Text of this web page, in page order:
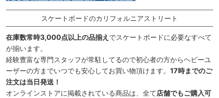
スケートボードのカリフォルニアストリート
在庫数常時3,000点以上の品揃え でスケートボードに必要なすべて
が揃います。
経験豊富な専門スタッフが常駐してるので初心者の方からヘビーユ
ーザーの方までいつでも安心してお買い物頂けます。 17時までのご
注文は当日発送！
オンラインストアに掲載されている商品は、全て店舗でもご購入可